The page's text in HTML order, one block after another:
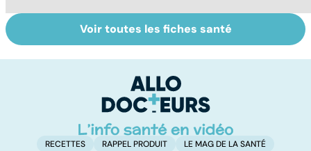
Sexe : comment
retrouver sa
Tout savoir sur
les infections
Voir toutes les fiches santé
RECETTES RAPPEL PRODUIT
LE MAG DE LA SANTÉ